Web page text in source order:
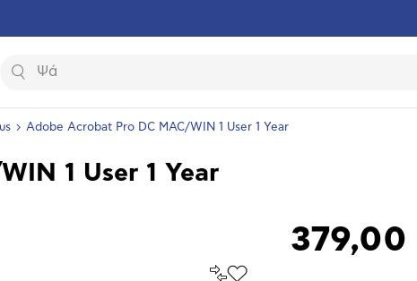
Αναζήτηση
Adobe Acrobat Pro DC MAC/WIN 1 User 1 Year
1 User 1 Year
Σύγκρινέ